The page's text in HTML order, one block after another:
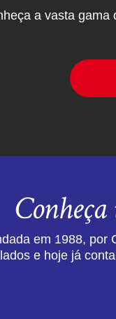
a vasta gama
em 1988,
e hoje já